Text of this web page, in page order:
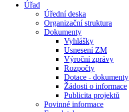
Úřad
Úřední deska
Organizační struktura
Dokumenty
Vyhlášky
Usnesení ZM
Výroční zprávy
Rozpočty
Dotace - dokumenty
Žádosti o informace
Publicita projektů
Povinné informace